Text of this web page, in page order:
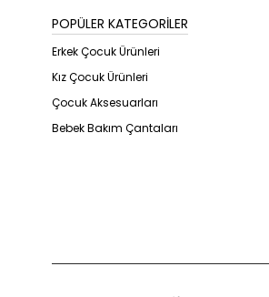
POPÜLER KATEGORİLER
Erkek Çocuk Ürünleri
Kız Çocuk Ürünleri
Çocuk Aksesuarları
Bebek Bakım Çantaları